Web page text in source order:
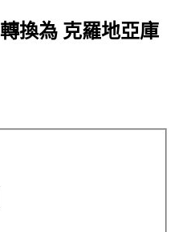
換為 克羅地亞庫